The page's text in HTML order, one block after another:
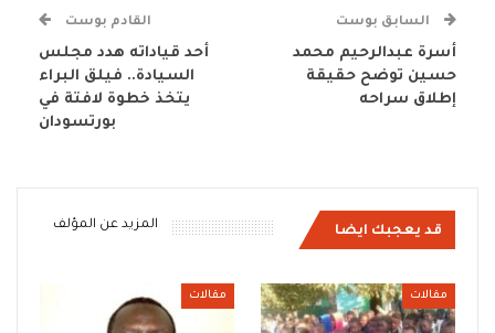
السابق بوست
أسرة عبدالرحيم محمد
حسين توضح حقيقة
إطلاق سراحه
القادم بوست
أحد قياداته هدد مجلس
السيادة.. فيلق البراء
يتخذ خطوة لافتة في
بورتسودان
قد يعجبك ايضا المزيد عن المؤلف
مقالات مقالات